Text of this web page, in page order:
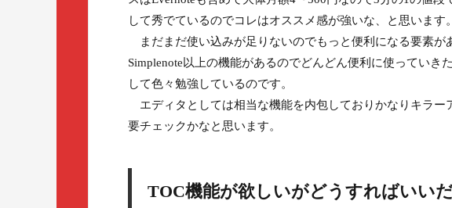
して秀でているのでコレはオススメ感が強いな、と思います。
まだまだ使い込みが足りないのでもっと便利になる要素が
Simplenote以上の機能があるのでどんどん便利に使っていき
して色々勉強しているのです。
エディタとしては相当な機能を内包しておりかなりキラー
要チェックかなと思います。
TOC機能が欲しいがどうすればいい